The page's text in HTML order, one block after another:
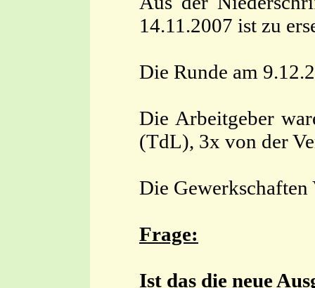
14.11.2007 ist zu
Die Runde am
Die Arbeitgeber
(TdL), 3x von der
Die
Frage:
Ist das die neue